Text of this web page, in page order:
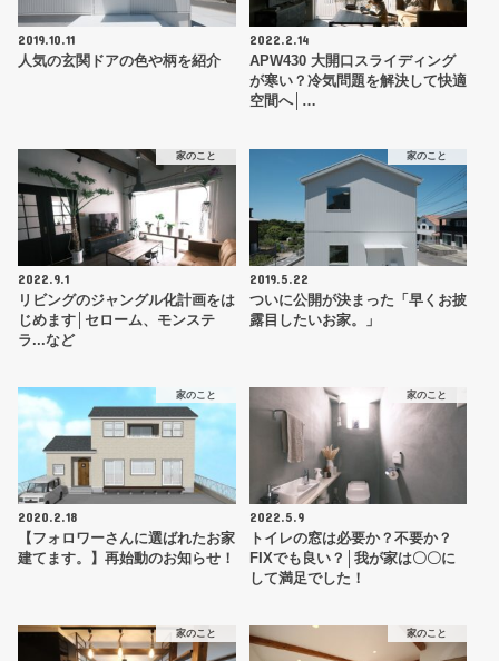
2019.10.11
人気の玄関ドアの色や柄を紹介
2022.2.14
APW430 大開口スライディング
が寒い？冷気問題を解決して快適
空間へ│…
家のこと
2022.9.1
リビングのジャングル化計画をは
じめます│セローム、モンステ
ラ...など
家のこと
2019.5.22
ついに公開が決まった「早くお披
露目したいお家。」
家のこと
2020.2.18
【フォロワーさんに選ばれたお家
建てます。】再始動のお知らせ！
家のこと
2022.5.9
トイレの窓は必要か？不要か？
FIXでも良い？│我が家は〇〇に
して満足でした！
家のこと 家のこと